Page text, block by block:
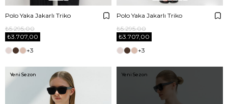
Polo Yaka Jakarlı Triko
₺3.707,00
₺5.295,00
+3
Polo Yaka Jakarlı Triko
₺3.707,00
₺5.295,00
+3
Yeni Sezon Yeni Sezon